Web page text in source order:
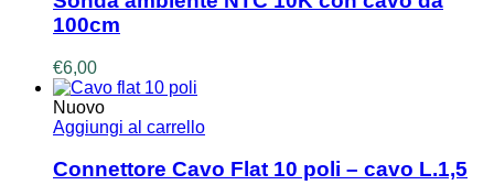
100cm
€6,00
Nuovo
Aggiungi al carrello
Connettore Cavo Flat 10 poli – cavo L.1,5